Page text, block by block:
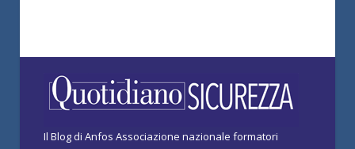
Il Blog di Anfos Associazione nazionale formatori